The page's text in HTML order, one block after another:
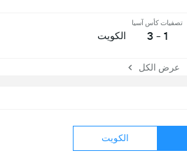
الكويت
تصفيات كأس آسيا
1 - 3 الكويت
عرض الكل